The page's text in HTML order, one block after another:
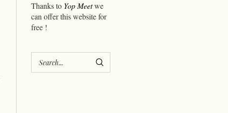
Thanks to Yop Meetwe
can offer this website for
free !